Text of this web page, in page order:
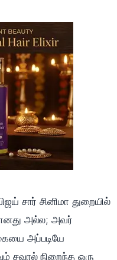
சார் சினிமா துறையில்
அல்ல; அவர்
அப்படியே
சவால் நிறைந்த ஒரு